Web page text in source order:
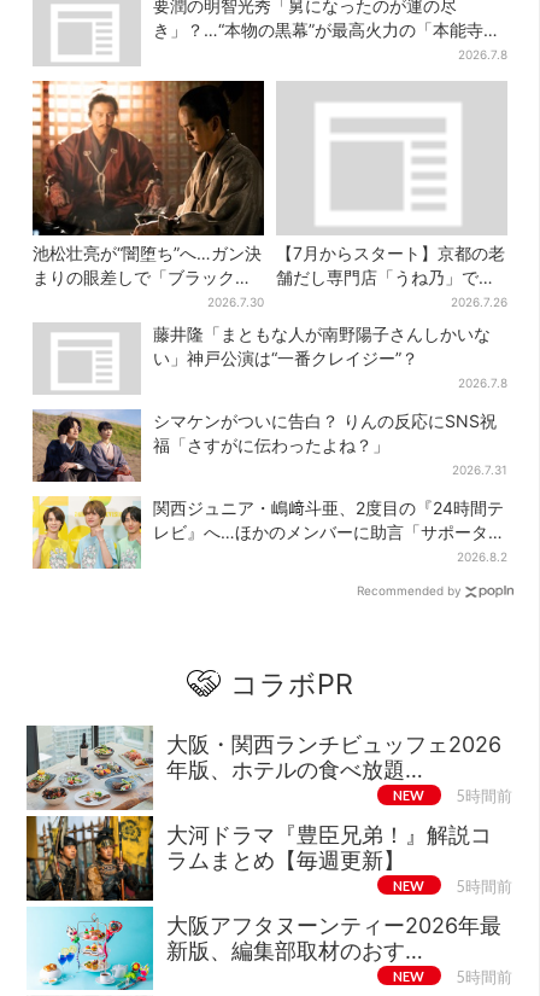
要潤の明智光秀「舅になったのが運の尽
き」？…“本物の黒幕”が最高火力の「本能寺」
2026.7.8
池松壮亮が“闇堕ち”へ…ガン決
まりの眼差しで「ブラック秀
吉がログイン」【豊臣兄弟】
2026.7.30
【7月からスタート】京都の老
舗だし専門店「うね乃」で、
削りたて「かつお節」のモー
ニング登場
2026.7.26
藤井隆「まともな人が南野陽子さんしかいな
い」神戸公演は“一番クレイジー”？
2026.7.8
シマケンがついに告白？ りんの反応にSNS祝
福「さすがに伝わったよね？」
2026.7.31
関西ジュニア・嶋﨑斗亜、2度目の『24時間テ
レビ』へ…ほかのメンバーに助言「サポーター
2026.8.2
Recommended by
コラボPR
大阪・関西ランチビュッフェ2026
年版、ホテルの食べ放題…
NEW 5時間前
大河ドラマ『豊臣兄弟！』解説コ
ラムまとめ【毎週更新】
NEW 5時間前
大阪アフタヌーンティー2026年最
新版、編集部取材のおす…
NEW 5時間前